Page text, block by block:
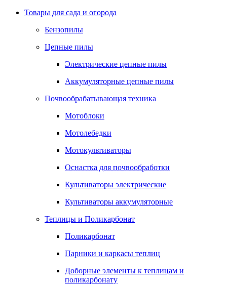
Товары для сада и огорода
Бензопилы
Цепные пилы
Электрические цепные пилы
Аккумуляторные цепные пилы
Почвообрабатывающая техника
Мотоблоки
Мотолебедки
Мотокультиваторы
Оснастка для почвообработки
Культиваторы электрические
Культиваторы аккумуляторные
Теплицы и Поликарбонат
Поликарбонат
Парники и каркасы теплиц
Доборные элементы к теплицам и
поликарбонату